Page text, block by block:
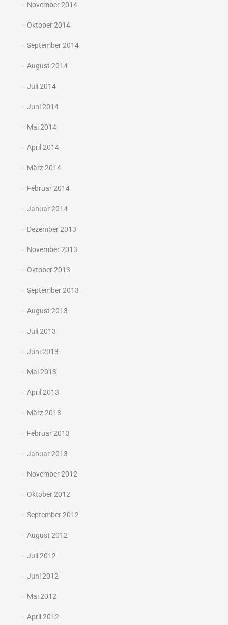
November 2014
Oktober 2014
September 2014
August 2014
Juli 2014
Juni 2014
Mai 2014
April 2014
März 2014
Februar 2014
Januar 2014
Dezember 2013
November 2013
Oktober 2013
September 2013
August 2013
Juli 2013
Juni 2013
Mai 2013
April 2013
März 2013
Februar 2013
Januar 2013
November 2012
Oktober 2012
September 2012
August 2012
Juli 2012
Juni 2012
Mai 2012
April 2012